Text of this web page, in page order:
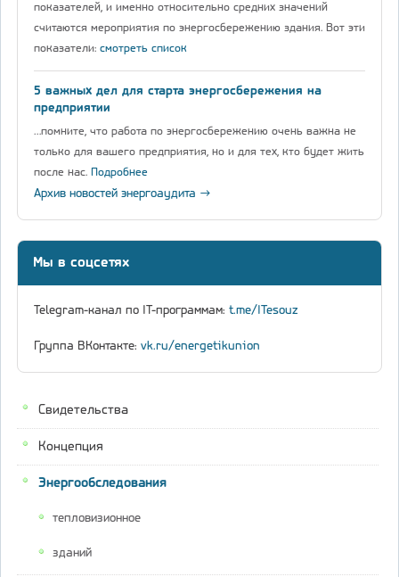
Свидетельства
Концепция
Энергообследования
тепловизионное
зданий
показателей, и именно относительно средних значений
считаются мероприятия по энергосбережению здания. Вот эти
показатели: смотреть список
5 важных дел для старта энергосбережения на
предприятии
…помните, что работа по энергосбережению очень важна не
только для вашего предприятия, но и для тех, кто будет жить
после нас. Подробнее
Архив новостей энергоаудита →
Мы в соцсетях
Telegram-канал по IT-программам: t.me/ITesouz
Группа ВКонтакте: vk.ru/energetikunion